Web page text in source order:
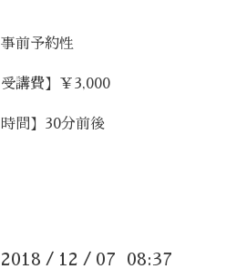
事前予約性
受講費】￥3,000
時間】30分前後
2018 / 12 / 07 08:37